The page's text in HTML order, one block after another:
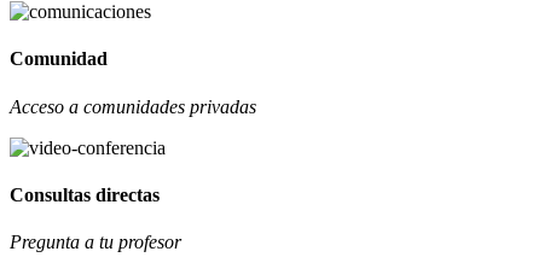
Comunidad
Acceso a comunidades privadas
Consultas directas
Pregunta a tu profesor